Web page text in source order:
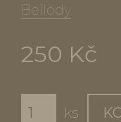
Bellody
250 Kč
ks